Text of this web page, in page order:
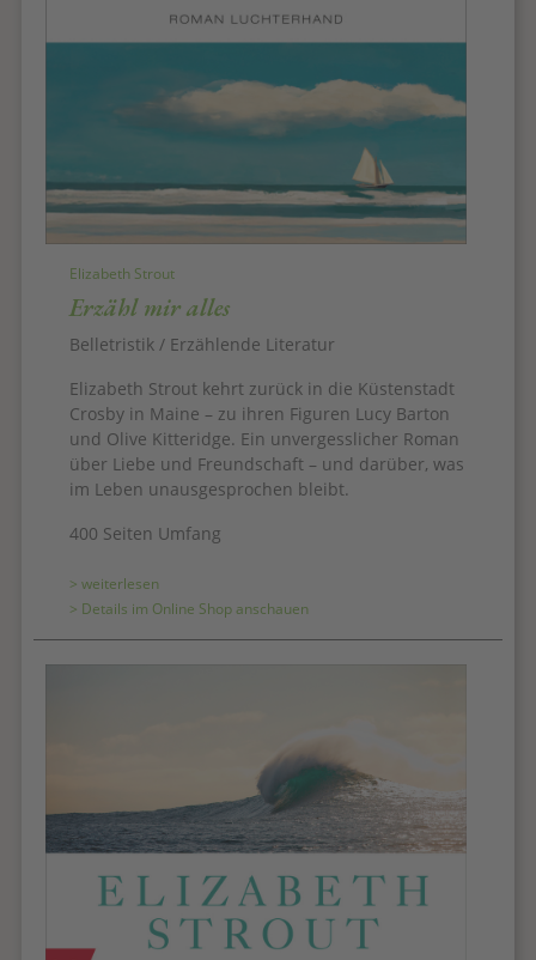
Elizabeth Strout
Erzähl mir alles
Belletristik / Erzählende Literatur
Elizabeth Strout kehrt zurück in die Küstenstadt
Crosby in Maine – zu ihren Figuren Lucy Barton
und Olive Kitteridge. Ein unvergesslicher Roman
über Liebe und Freundschaft – und darüber, was
im Leben unausgesprochen bleibt.
400 Seiten Umfang
> weiterlesen
> Details im Online Shop anschauen